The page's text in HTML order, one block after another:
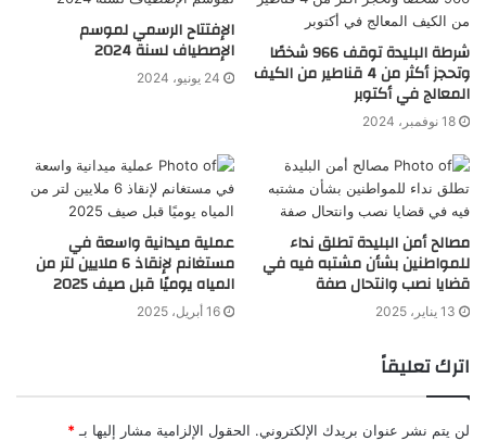
شرطة البليدة توقف 966 شخصًا
وتحجز أكثر من 4 قناطير من الكيف
المعالج في أكتوبر
18 نوفمبر، 2024
الإفتتاح الرسمي لموسم
الإصطياف لسنة 2024
24 يونيو، 2024
مصالح أمن البليدة تطلق نداء
للمواطنين بشأن مشتبه فيه في
قضايا نصب وانتحال صفة
13 يناير، 2025
عملية ميدانية واسعة في
مستغانم لإنقاذ 6 ملايين لتر من
المياه يوميًا قبل صيف 2025
16 أبريل، 2025
اترك تعليقاً
لن يتم نشر عنوان بريدك الإلكتروني. الحقول الإلزامية مشار إليها بـ *